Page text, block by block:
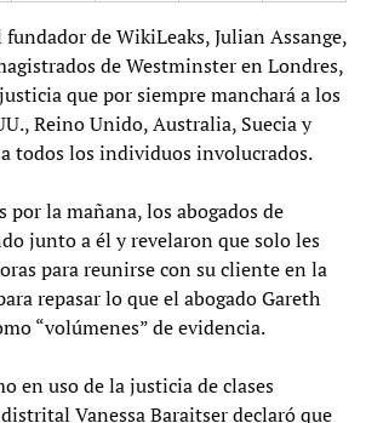
de WikiLeaks, Julian Assange,
de Westminster en Londres,
que por siempre manchará a los
Reino Unido, Australia, Suecia y
todos los individuos involucrados.
por la mañana, los abogados de
junto a él y revelaron que solo les
para reunirse con su cliente en la
repasar lo que el abogado Gareth
“volúmenes” de evidencia.
en uso de la justicia de clases
Vanessa Baraitser declaró que